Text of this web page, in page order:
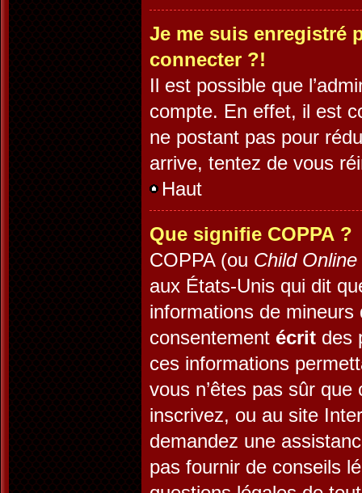
Je me suis enregistré
connecter ?!
Il est possible que
compte. En effet, il est
ne postant pas pour
arrive, tentez de vous
Haut
Que signifie COPPA ?
COPPA (ou Child
aux États-Unis qui dit
informations de
consentement écrit des
ces informations
vous n’êtes pas sûr
inscrivez, ou au site
demandez une
pas fournir de conseils